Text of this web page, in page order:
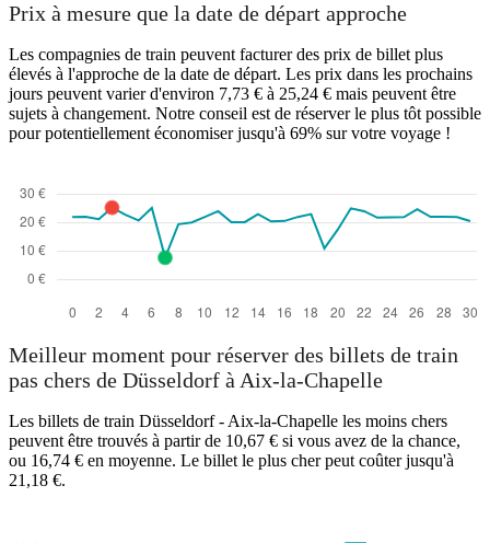
Prix à mesure que la date de départ approche
Les compagnies de train peuvent facturer des prix de billet plus
élevés à l'approche de la date de départ. Les prix dans les prochains
jours peuvent varier d'environ 7,73 € à 25,24 € mais peuvent être
sujets à changement. Notre conseil est de réserver le plus tôt possible
pour potentiellement économiser jusqu'à 69% sur votre voyage !
Meilleur moment pour réserver des billets de train
pas chers de Düsseldorf à Aix-la-Chapelle
Les billets de train Düsseldorf - Aix-la-Chapelle les moins chers
peuvent être trouvés à partir de 10,67 € si vous avez de la chance,
ou 16,74 € en moyenne. Le billet le plus cher peut coûter jusqu'à
21,18 €.